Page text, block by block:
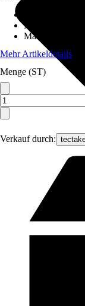
Verkauf durch:
Material
Maße (BxL)
Mehr Artikeldetails
Menge (ST)